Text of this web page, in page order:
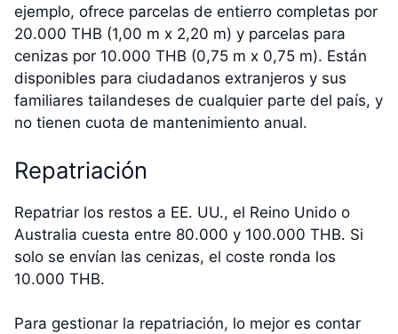
ejemplo, ofrece parcelas de entierro completas por
20.000 THB (1,00 m x 2,20 m) y parcelas para
cenizas por 10.000 THB (0,75 m x 0,75 m). Están
disponibles para ciudadanos extranjeros y sus
familiares tailandeses de cualquier parte del país, y
no tienen cuota de mantenimiento anual.
Repatriación
Repatriar los restos a EE. UU., el Reino Unido o
Australia cuesta entre 80.000 y 100.000 THB. Si
solo se envían las cenizas, el coste ronda los
10.000 THB.
Para gestionar la repatriación, lo mejor es contar